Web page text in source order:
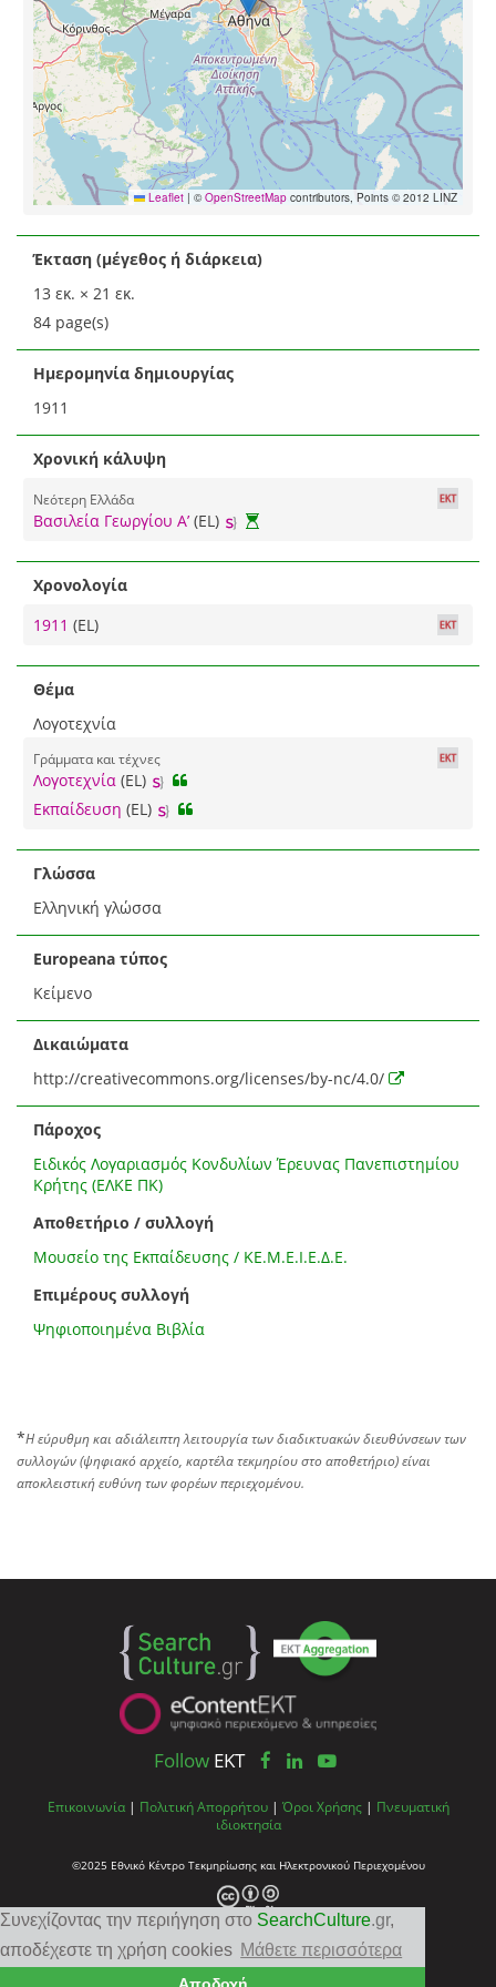
Συνεχίζοντας την περιήγηση στο SearchCulture.gr,
αποδέχεστε τη χρήση cookies Μάθετε περισσότερα
Leaflet | © OpenStreetMap contributors, Points © 2012 LINZ
Έκταση (μέγεθος ή διάρκεια)
13 εκ. × 21 εκ.
84 page(s)
Ημερομηνία δημιουργίας
1911
Χρονική κάλυψη
Νεότερη Ελλάδα
Βασιλεία Γεωργίου Α’ (EL)
Χρονολογία
1911 (EL)
Θέμα
Λογοτεχνία
Γράμματα και τέχνες
Λογοτεχνία (EL)
Εκπαίδευση (EL)
Γλώσσα
Ελληνική γλώσσα
Europeana τύπος
Κείμενο
Δικαιώματα
http://creativecommons.org/licenses/by-nc/4.0/
Πάροχος
Ειδικός Λογαριασμός Κονδυλίων Έρευνας Πανεπιστημίου
Κρήτης (ΕΛΚΕ ΠΚ)
Αποθετήριο / συλλογή
Μουσείο της Εκπαίδευσης / ΚΕ.Μ.Ε.Ι.Ε.Δ.Ε.
Επιμέρους συλλογή
Ψηφιοποιημένα Βιβλία
*Η εύρυθμη και αδιάλειπτη λειτουργία των διαδικτυακών διευθύνσεων των
συλλογών (ψηφιακό αρχείο, καρτέλα τεκμηρίου στο αποθετήριο) είναι
αποκλειστική ευθύνη των φορέων περιεχομένου.
Follow EKT
Επικοινωνία | Πολιτική Απορρήτου | Όροι Χρήσης | Πνευματική
ιδιοκτησία
©2025 Εθνικό Κέντρο Τεκμηρίωσης και Ηλεκτρονικού Περιεχομένου